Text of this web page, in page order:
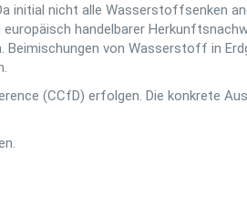
initial nicht alle Wasserstoffsenken
handelbarer
Beimischungen von Wasserstoff in
(CCfD) erfolgen. Die konkrete